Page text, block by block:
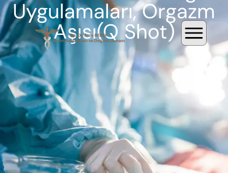
Uygulamaları, Orgazm
Aşısı(Q Shot)